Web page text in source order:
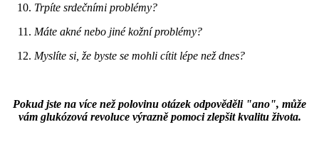
Trpíte srdečními problémy?
Máte akné nebo jiné kožní problémy?
Myslíte si, že byste se mohli cítit lépe než dnes?
Pokud jste na více než polovinu otázek odpověděli "ano", může
vám glukózová revoluce výrazně pomoci zlepšit kvalitu života.